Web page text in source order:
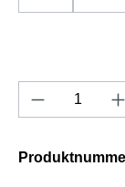
Produkt